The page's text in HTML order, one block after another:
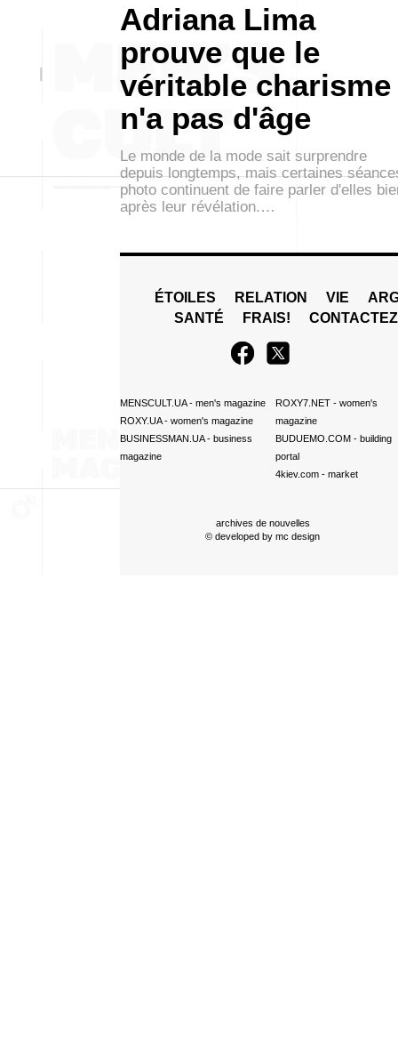
Adriana Lima
prouve que le
véritable charisme
n'a pas d'âge
Le monde de la mode sait surprendre
depuis longtemps, mais certaines
photo continuent de faire parler d'elles
après leur révélation.…
ÉTOILES RELATION VIE
SANTÉ
FRAIS!
MENSCULT.UA- men's magazine
ROXY.UA- women's magazine
BUSINESSMAN.UA- business
magazine
ROXY7.NET- women's
magazine
BUDUEMO.COM- building
portal
4kiev.com- market
archives de nouvelles
© developed by mc design